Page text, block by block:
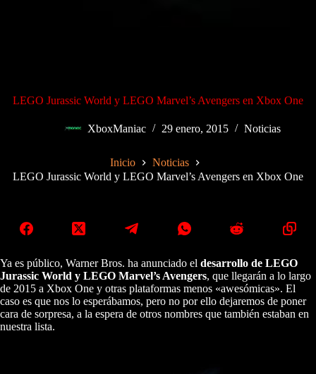
LEGO Jurassic World y LEGO Marvel’s Avengers en Xbox One
XboxManiac 29 enero, 2015 Noticias
Inicio
Noticias
LEGO Jurassic World y LEGO Marvel’s Avengers en Xbox One
Ya es público, Warner Bros. ha anunciado el desarrollo de LEGO
Jurassic World y LEGO Marvel’s Avengers, que llegarán a lo largo
de 2015 a Xbox One y otras plataformas menos «awesómicas». El
caso es que nos lo esperábamos, pero no por ello dejaremos de poner
cara de sorpresa, a la espera de otros nombres que también estaban en
nuestra lista.